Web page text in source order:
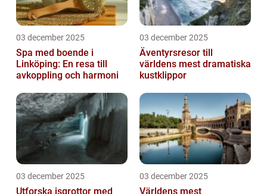
03 december 2025
Spa med boende i
Linköping: En resa till
avkoppling och harmoni
03 december 2025
Äventyrsresor till
världens mest dramatiska
kustklippor
03 december 2025
Utforska isgrottor med
03 december 2025
Världens mest